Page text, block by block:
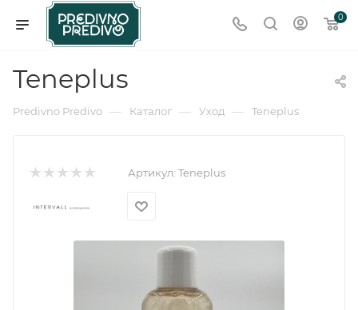
0
Teneplus
Predivno Predivo — Каталог — Уход — Teneplus
Артикул: Teneplus